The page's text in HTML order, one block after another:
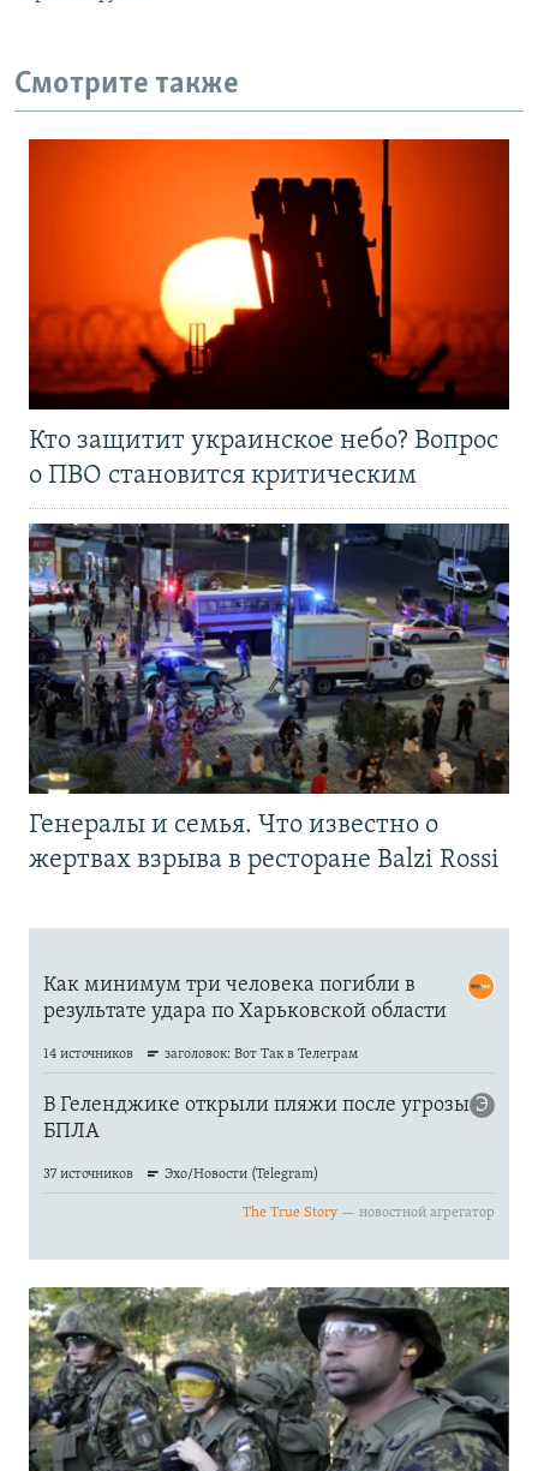
Смотрите также
Кто защитит украинское небо? Вопрос
о ПВО становится критическим
Генералы и семья. Что известно о
жертвах взрыва в ресторане Balzi Rossi